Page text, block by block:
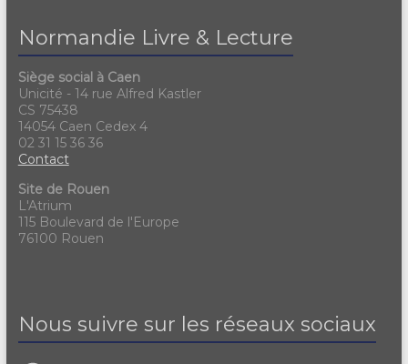
Normandie Livre & Lecture
Siège social à Caen
Unicité - 14 rue Alfred Kastler
CS 75438
14054 Caen Cedex 4
02 31 15 36 36
Contact
Site de Rouen
L'Atrium
115 Boulevard de l'Europe
76100 Rouen
Nous suivre sur les réseaux sociaux